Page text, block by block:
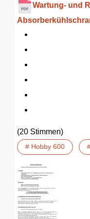
Wartung- und
(20 Stimmen)
# Hobby 600